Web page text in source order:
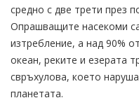
средно с две трети през
Опрашващите насекоми
изтребление, а над 90%
океан, реките и езерата
свръхулова, което
планетата.